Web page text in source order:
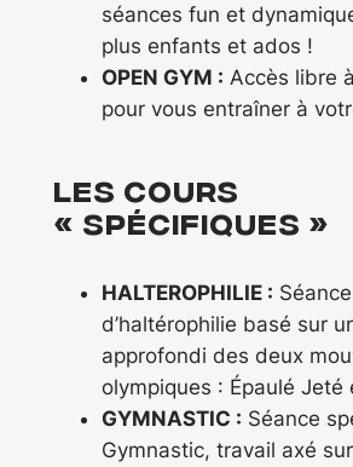
séances fun et
plus enfants et ados !
OPEN GYM : Accès libre
pour vous entraîner à
Les cours
« spécifiques »
HALTEROPHILIE :
d’haltérophilie basé sur
approfondi des deux
olympiques : Épaulé Jeté
GYMNASTIC : Séance
Gymnastic, travail axé